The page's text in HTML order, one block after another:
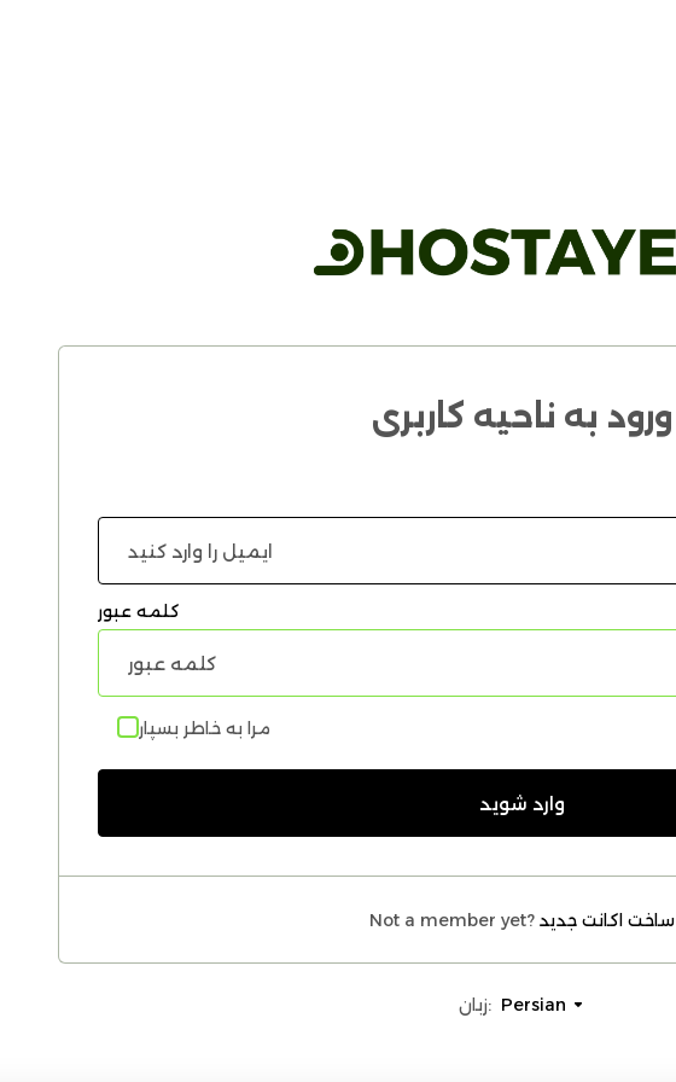
ورود به ناحیه کاربری
کلمه عبور
مرا به خاطر بسپار
وارد شوید
Not a member yet? ساخت اکانت جدید
زبان: Persian